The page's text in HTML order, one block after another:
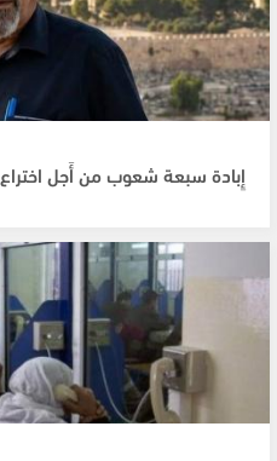
إِبادة سبعة شعوب من أَجل